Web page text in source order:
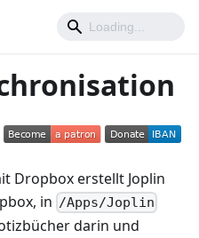
Dropbox erstellt Joplin
in /Apps/Joplin
darin und